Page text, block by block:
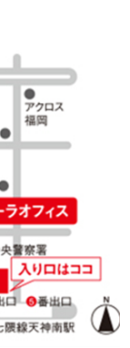
ンター名を変
します
施していま